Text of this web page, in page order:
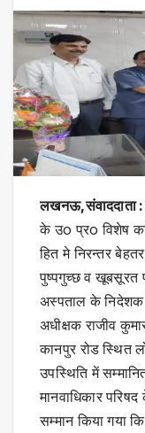
लखनऊ,संवाददाता :
के उo प्रo विशेष
हित मे निरन्तर
पुष्पगुच्छ व खूबसूरत
अस्पताल के निदेशक
अधीक्षक राजीव
कानपुर रोड स्थित
उपस्थिति में
मानवाधिकार
सम्मान किया गया